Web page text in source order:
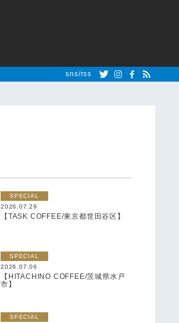
sns/rss
SPECIAL
2026.07.29
【TASK COFFEE/東京都世田谷区】
SPECIAL
2026.07.06
【HITACHINO COFFEE/茨城県水戸
市】
SPECIAL